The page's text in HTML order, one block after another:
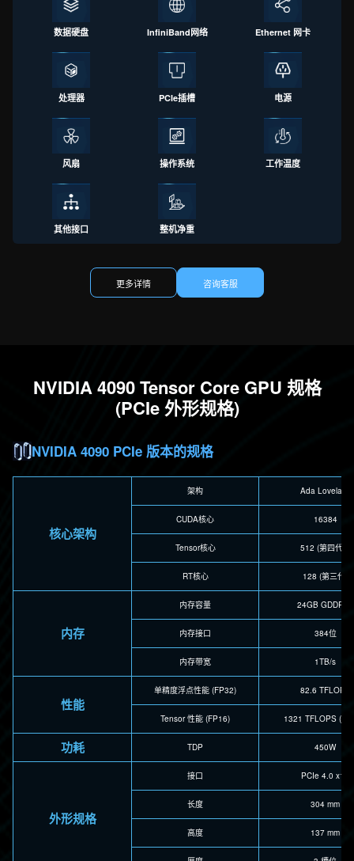
数据硬盘 InfiniBand网络 Ethernet 网卡
处理器 PCIe插槽 电源
风扇 操作系统 工作温度
其他接口 整机净重
更多详情 咨询客服
NVIDIA 4090 Tensor Core GPU 规格
(PCIe 外形规格)
NVIDIA 4090 PCIe 版本的规格
核心架构
架构 Ada Lovelace
CUDA核心 16384
Tensor核心 512 (第四代）
RT核心 128 (第三代)
内存
内存容量 24GB GDDR6X
内存接口 384位
内存带宽 1TB/s
性能
单精度浮点性能 (FP32) 82.6 TFLOPS
Tensor 性能 (FP16) 1321 TFLOPS (稀
功耗 TDP 450W
外形规格
接口 PCIe 4.0 x16
长度 304 mm
高度 137 mm